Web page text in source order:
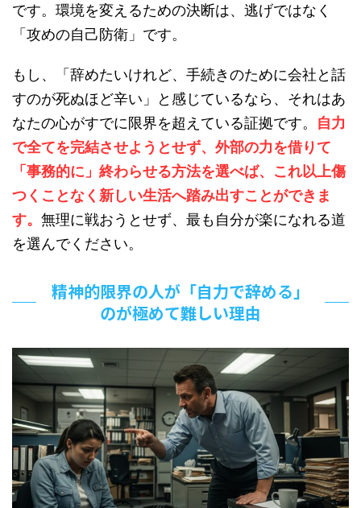
です。環境を変えるための決断は、逃げではなく
「攻めの自己防衛」です。
もし、「辞めたいけれど、手続きのために会社と話
すのが死ぬほど辛い」と感じているなら、それはあ
なたの心がすでに限界を超えている証拠です。 自力
で全てを完結させようとせず、外部の力を借りて
「事務的に」終わらせる方法を選べば、これ以上傷
つくことなく新しい生活へ踏み出すことができま
す。 無理に戦おうとせず、最も自分が楽になれる道
を選んでください。
精神的限界の人が「自力で辞める」
のが極めて難しい理由